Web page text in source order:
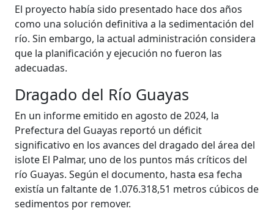
El proyecto había sido presentado hace dos años
como una solución definitiva a la sedimentación del
río. Sin embargo, la actual administración considera
que la planificación y ejecución no fueron las
adecuadas.
Dragado del Río Guayas
En un informe emitido en agosto de 2024, la
Prefectura del Guayas reportó un déficit
significativo en los avances del dragado del área del
islote El Palmar, uno de los puntos más críticos del
río Guayas. Según el documento, hasta esa fecha
existía un faltante de 1.076.318,51 metros cúbicos de
sedimentos por remover.